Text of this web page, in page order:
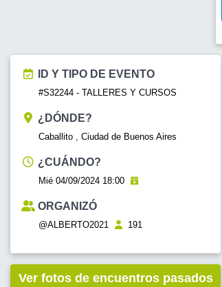
ID Y TIPO DE EVENTO
#S32244 - TALLERES Y CURSOS
¿DÓNDE?
Caballito , Ciudad de Buenos Aires
¿CUÁNDO?
Mié 04/09/2024 18:00
ORGANIZÓ
@ALBERTO2021 191
Ver fotos de encuentros pasados